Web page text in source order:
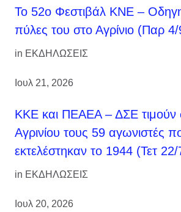
Το 52ο Φεστιβάλ ΚΝΕ –
πύλες του στο Αγρίνιο (Παρ
in ΕΚΔΗΛΩΣΕΙΣ
Ιουλ 21, 2026
ΚΚΕ και ΠΕΑΕΑ – ΔΣΕ τιμούν
Αγρινίου τους 59 αγωνιστές
εκτελέστηκαν το 1944 (Τετ
in ΕΚΔΗΛΩΣΕΙΣ
Ιουλ 20, 2026